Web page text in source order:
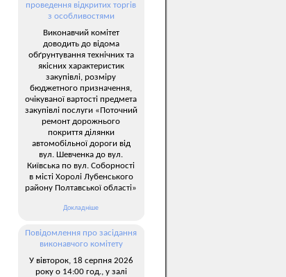
проведення відкритих торгів
з особливостями
Виконавчий комітет
доводить до відома
обґрунтування технічних та
якісних характеристик
закупівлі, розміру
бюджетного призначення,
очікуваної вартості предмета
закупівлі послуги «Поточний
ремонт дорожнього
покриття ділянки
автомобільної дороги від
вул. Шевченка до вул.
Київська по вул. Соборності
в місті Хоролі Лубенського
району Полтавської області»
Докладніше
Повідомлення про засідання
виконавчого комітету
У вівторок, 18 серпня 2026
року о 14:00 год., у залі